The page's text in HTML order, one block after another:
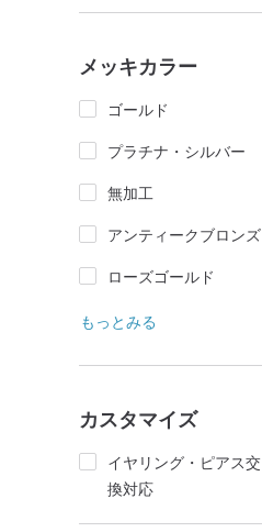
メッキカラー
ゴールド
プラチナ・シルバー
無加工
アンティークブロンズ
ローズゴールド
もっとみる
カスタマイズ
イヤリング・ピアス交
換対応